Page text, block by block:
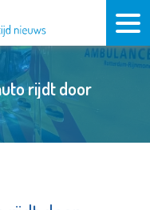
rijdt door